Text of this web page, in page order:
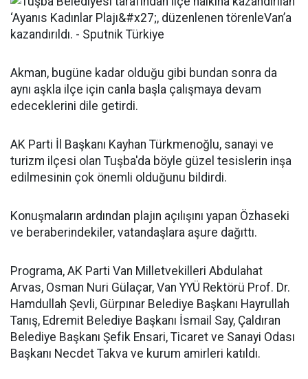
Akman, bugüne kadar olduğu gibi bundan sonra da
aynı aşkla ilçe için canla başla çalışmaya devam
edeceklerini dile getirdi.
AK Parti İl Başkanı Kayhan Türkmenoğlu, sanayi ve
turizm ilçesi olan Tuşba'da böyle güzel tesislerin inşa
edilmesinin çok önemli olduğunu bildirdi.
Konuşmaların ardından plajın açılışını yapan Özhaseki
ve beraberindekiler, vatandaşlara aşure dağıttı.
Programa, AK Parti Van Milletvekilleri Abdulahat
Arvas, Osman Nuri Gülaçar, Van YYÜ Rektörü Prof. Dr.
Hamdullah Şevli, Gürpınar Belediye Başkanı Hayrullah
Tanış, Edremit Belediye Başkanı İsmail Say, Çaldıran
Belediye Başkanı Şefik Ensari, Ticaret ve Sanayi Odası
Başkanı Necdet Takva ve kurum amirleri katıldı.